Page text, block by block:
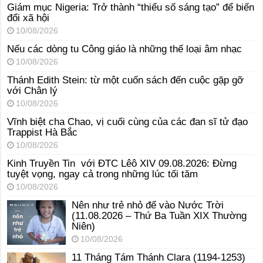
Giám mục Nigeria: Trở thành “thiểu số sáng tạo” để biến
đổi xã hội
10/08/2026
Nếu các dòng tu Công giáo là những thể loại âm nhạc
10/08/2026
Thánh Edith Stein: từ một cuốn sách đến cuộc gặp gỡ
với Chân lý
10/08/2026
Vĩnh biệt cha Chao, vị cuối cùng của các đan sĩ tử đạo
Trappist Hà Bắc
10/08/2026
Kinh Truyền Tin với ĐTC Lêô XIV 09.08.2026: Đừng
tuyệt vọng, ngay cả trong những lúc tối tăm
10/08/2026
Nên như trẻ nhỏ để vào Nước Trời
(11.08.2026 – Thứ Ba Tuần XIX Thường
Niên)
10/08/2026
11 Tháng Tám Thánh Clara (1194-1253)